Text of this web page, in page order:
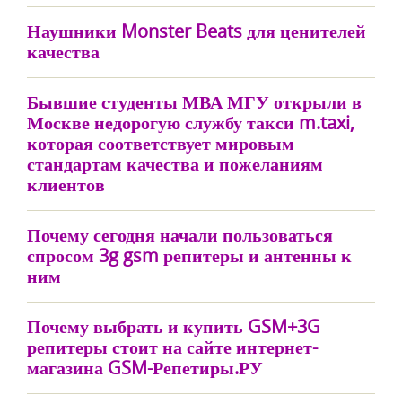
Наушники Monster Beats для ценителей
качества
Бывшие студенты МВА МГУ открыли в
Москве недорогую службу такси m.taxi,
которая соответствует мировым
стандартам качества и пожеланиям
клиентов
Почему сегодня начали пользоваться
спросом 3g gsm репитеры и антенны к
ним
Почему выбрать и купить GSM+3G
репитеры стоит на сайте интернет-
магазина GSM-Репетиры.РУ